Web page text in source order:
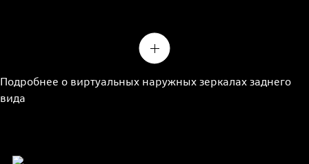
Подробнее о виртуальных наружных зеркалах заднего
вида